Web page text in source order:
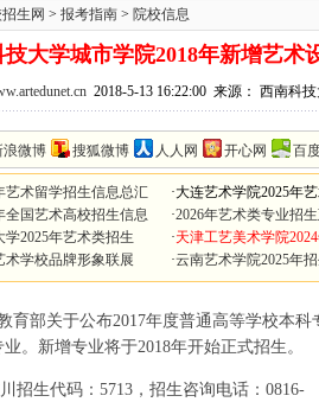
生网 > 报考指南 > 院校信息
技大学城市学院2018年新增艺术
2018-5-13 16:22:00 来源： 西南科
浪微博 搜狐微博 人人网 开心网 百
艺术留学招生信息总汇
全国艺术高校招生信息
学2025年艺术类招生
术学校品牌形象联展
·大连艺术学院2025年
·2026年艺术类专业招
·天津工艺美术学院
·云南艺术学院2025年
部关于公布2017年度普通高等学校本科
。新增专业将于2018年开始正式招生。
生代码：5713，招生咨询电话：0816-